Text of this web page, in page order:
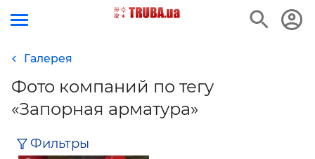
Галерея
Фото компаний по тегу
«Запорная арматура»
Фильтры